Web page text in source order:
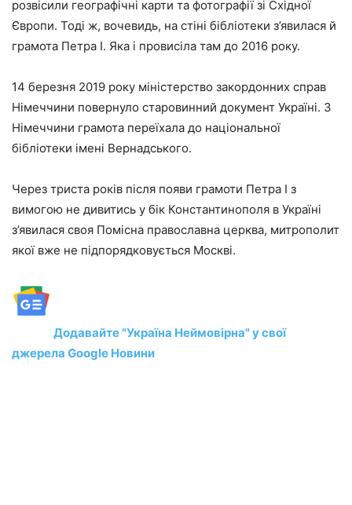
розвісили географічні карти та фотографії зі Східної
Європи. Тоді ж, вочевидь, на стіні бібліотеки з’явилася й
грамота Петра І. Яка і провисіла там до 2016 року.
14 березня 2019 року міністерство закордонних справ
Німеччини повернуло старовинний документ Україні. З
Німеччини грамота переїхала до національної
бібліотеки імені Вернадського.
Через триста років після появи грамоти Петра І з
вимогою не дивитись у бік Константинополя в Україні
з’явилася своя Помісна православна церква, митрополит
якої вже не підпорядковується Москві.
Додавайте "Україна Неймовірна" у свої
джерела Google Новини